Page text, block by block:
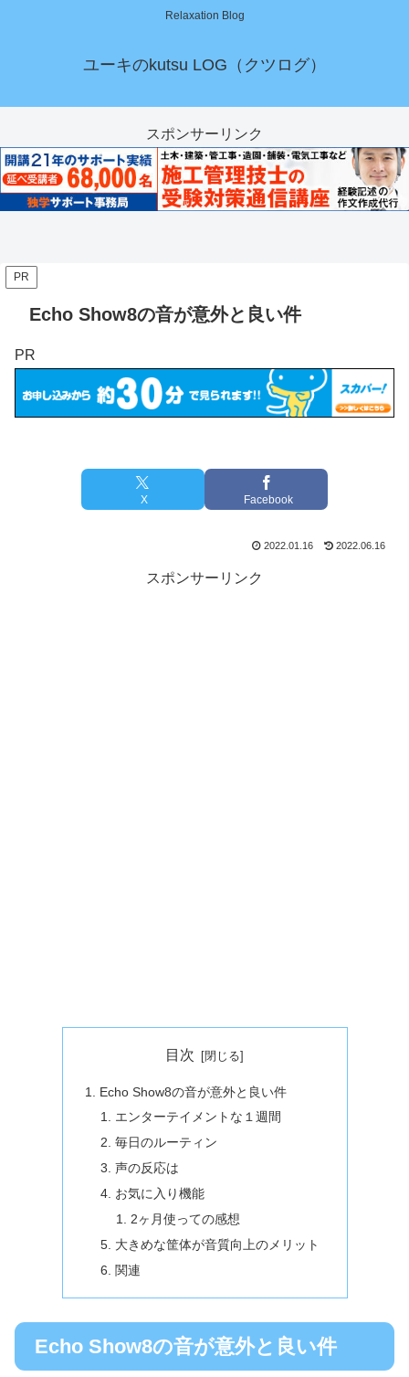
Relaxation Blog
ユーキのkutsu LOG（クツログ）
スポンサーリンク
PR
Echo Show8の音が意外と良い件
PR
X Facebook
2022.01.16 2022.06.16
スポンサーリンク
目次
Echo Show8の音が意外と良い件
エンターテイメントな１週間
毎日のルーティン
声の反応は
お気に入り機能
2ヶ月使っての感想
大きめな筐体が音質向上のメリット
関連
Echo Show8の音が意外と良い件